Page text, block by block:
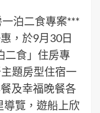
泊二食專案***
，於9月30日
二食」住房專
題房型住宿一
及幸福晚餐各
導覽，遊船上欣